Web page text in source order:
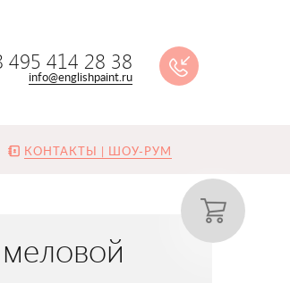
495 414 28 38
info@englishpaint.ru
КОНТАКТЫ | ШОУ-РУМ